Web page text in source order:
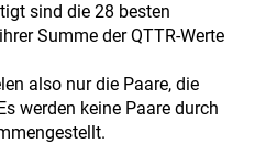
sind die 28 besten
Summe der QTTR-Werte
also nur die Paare, die
werden keine Paare durch